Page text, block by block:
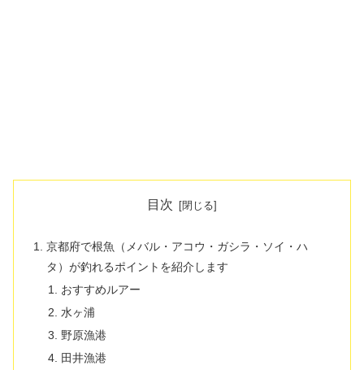
目次
京都府で根魚（メバル・アコウ・ガシラ・ソイ・ハ
タ）が釣れるポイントを紹介します
おすすめルアー
水ヶ浦
野原漁港
田井漁港